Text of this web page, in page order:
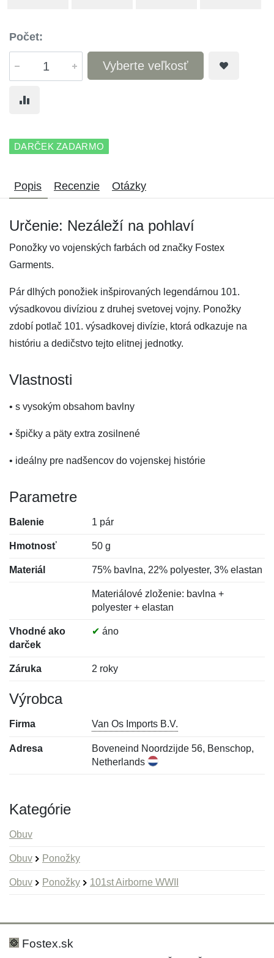
Počet:
Vyberte veľkosť
DARČEK ZADARMO
Popis Recenzie Otázky
Určenie: Nezáleží na pohlaví
Ponožky vo vojenských farbách od značky Fostex
Garments.
Pár dlhých ponožiek inšpirovaných legendárnou 101.
výsadkovou divíziou z druhej svetovej vojny. Ponožky
zdobí potlač 101. výsadkovej divízie, ktorá odkazuje na
históriu a dedičstvo tejto elitnej jednotky.
Vlastnosti
• s vysokým obsahom bavlny
• špičky a päty extra zosilnené
• ideálny pre nadšencov do vojenskej histórie
Parametre
Balenie 1 pár
Hmotnosť 50 g
Materiál 75% bavlna, 22% polyester, 3% elastan
Materiálové zloženie: bavlna +
polyester + elastan
Vhodné ako
darček
✔ áno
Záruka 2 roky
Výrobca
Firma Van Os Imports B.V.
Adresa
Boveneind Noordzijde 56, Benschop,
Netherlands
Kategórie
Obuv
Obuv Ponožky
Obuv Ponožky 101st Airborne WWII
Hodnotenie:
Meno:
Fostex.sk